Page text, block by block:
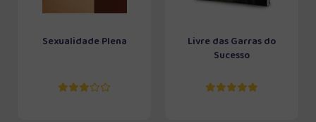
Sexualidade Plena
Livre das Garras do
Sucesso